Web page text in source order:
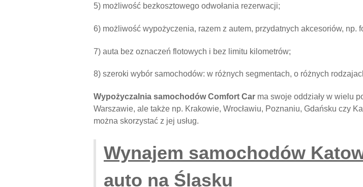
5) możliwość bezkosztowego odwołania rezerwacji;
6) możliwość wypożyczenia, razem z autem, przydatnych akcesoriów, np.
7) auta bez oznaczeń flotowych i bez limitu kilometrów;
8) szeroki wybór samochodów: w różnych segmentach, o różnych
Wypożyczalnia samochodów Comfort Car ma swoje oddziały w wielu
Warszawie, ale także np. Krakowie, Wrocławiu, Poznaniu, Gdańsku czy
można skorzystać z jej usług.
Wynajem samochodów
auto na Śląsku